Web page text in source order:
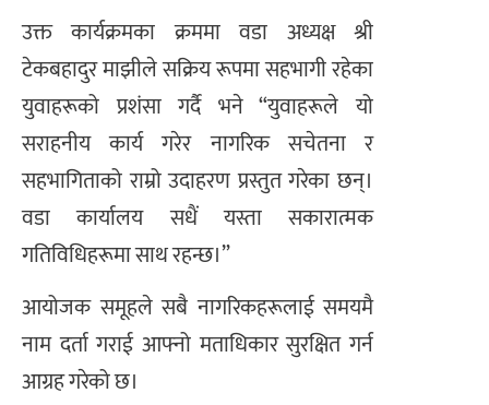
उक्त कार्यक्रमका क्रममा वडा अध्यक्ष श्री
टेकबहादुर माझीले सक्रिय रूपमा सहभागी रहेका
युवाहरूको प्रशंसा गर्दै भने “युवाहरूले यो
सराहनीय कार्य गरेर नागरिक सचेतना र
सहभागिताको राम्रो उदाहरण प्रस्तुत गरेका छन्।
वडा कार्यालय सधैं यस्ता सकारात्मक
गतिविधिहरूमा साथ रहन्छ।”
आयोजक समूहले सबै नागरिकहरूलाई समयमै
नाम दर्ता गराई आफ्नो मताधिकार सुरक्षित गर्न
आग्रह गरेको छ।